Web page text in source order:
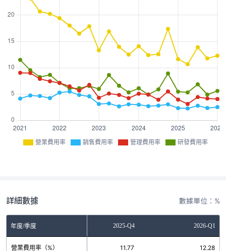
營業費用率 銷售費用率 管理費用率 研發費用率
詳細數據 數據單位：%
年度/季度2025-Q3 2025-Q4 2026-Q1
營業費用率（%）
13.90 11.77 12.28